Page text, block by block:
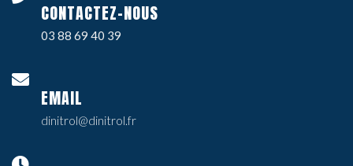
CONTACTEZ-NOUS
03 88 69 40 39
EMAIL
dinitrol@dinitrol.fr